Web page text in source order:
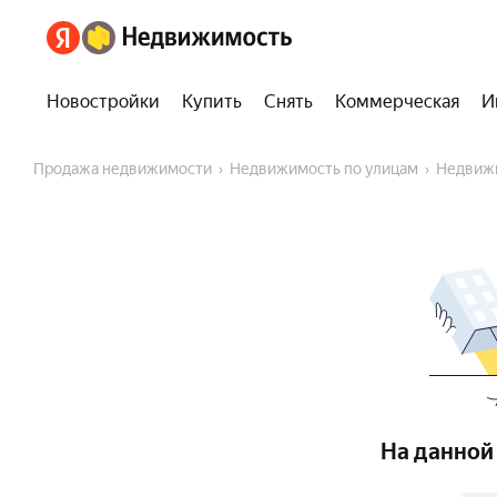
Новостройки Купить Снять Коммерческая
Продажа недвижимости Недвижимость по улицам
На